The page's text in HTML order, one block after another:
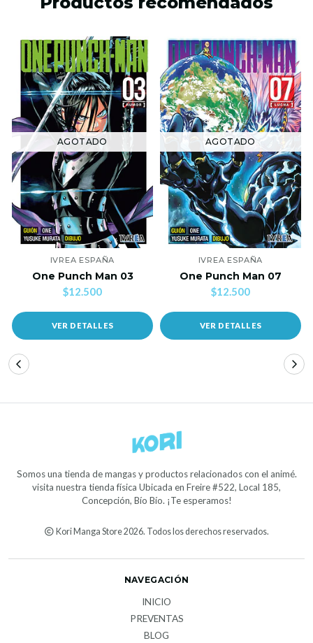
AGOTADO
IVREA ESPAÑA
One Punch Man 03
$12.500
VER DETALLES
AGOTADO
IVREA ESPAÑA
One Punch Man 07
$12.500
VER DETALLES
Somos una tienda de mangas y productos relacionados con el animé.
visita nuestra tienda física Ubicada en Freire #522, Local 185,
Concepción, Bío Bío. ¡Te esperamos!
Kori Manga Store 2026. Todos los derechos reservados.
NAVEGACIÓN
INICIO
PREVENTAS
BLOG